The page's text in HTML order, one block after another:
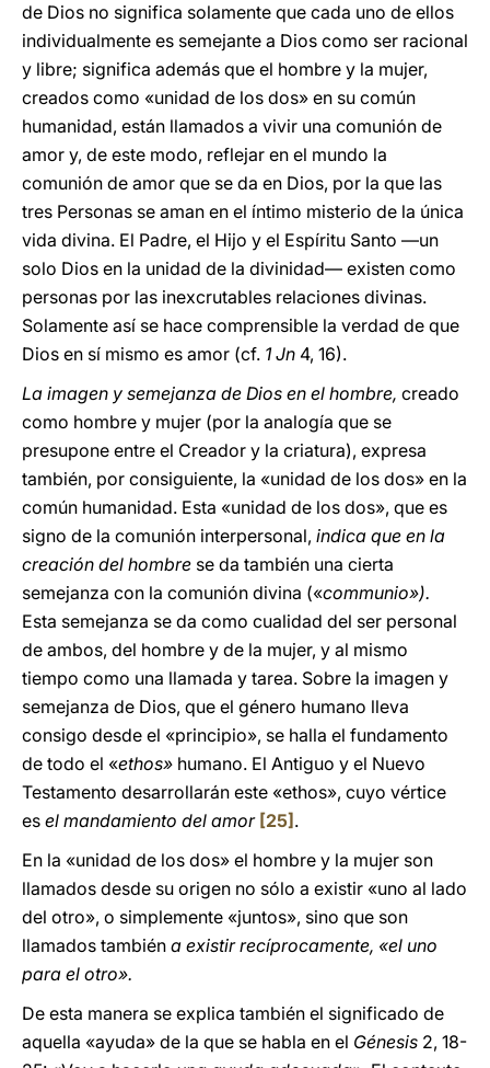
de Dios no significa solamente que cada uno de ellos
individualmente es semejante a Dios como ser racional
y libre; significa además que el hombre y la mujer,
creados como «unidad de los dos» en su común
humanidad, están llamados a vivir una comunión de
amor y, de este modo, reflejar en el mundo la
comunión de amor que se da en Dios, por la que las
tres Personas se aman en el íntimo misterio de la única
vida divina. El Padre, el Hijo y el Espíritu Santo —un
solo Dios en la unidad de la divinidad— existen como
personas por las inexcrutables relaciones divinas.
Solamente así se hace comprensible la verdad de que
Dios en sí mismo es amor (cf. 1 Jn 4, 16).
La imagen y semejanza de Dios en el hombre, creado
como hombre y mujer (por la analogía que se
presupone entre el Creador y la criatura), expresa
también, por consiguiente, la «unidad de los dos» en la
común humanidad. Esta «unidad de los dos», que es
signo de la comunión interpersonal, indica que en la
creación del hombre se da también una cierta
semejanza con la comunión divina («communio»).
Esta semejanza se da como cualidad del ser personal
de ambos, del hombre y de la mujer, y al mismo
tiempo como una llamada y tarea. Sobre la imagen y
semejanza de Dios, que el género humano lleva
consigo desde el «principio», se halla el fundamento
de todo el «ethos» humano. El Antiguo y el Nuevo
Testamento desarrollarán este «ethos», cuyo vértice
es el mandamiento del amor [25] .
En la «unidad de los dos» el hombre y la mujer son
llamados desde su origen no sólo a existir «uno al lado
del otro», o simplemente «juntos», sino que son
llamados también a existir recíprocamente, «el uno
para el otro».
De esta manera se explica también el significado de
aquella «ayuda» de la que se habla en el Génesis 2, 18-